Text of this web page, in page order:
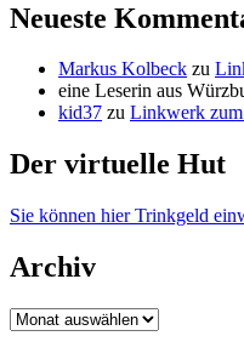
Neueste
Markus Kolbeck zu
eine Leserin aus
kid37 zu Linkwerk zum
Der virtuelle Hut
Sie können hier Trinkgeld
Archiv
Archiv